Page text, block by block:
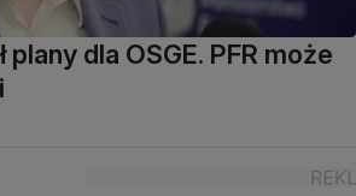
dla OSGE. PFR może